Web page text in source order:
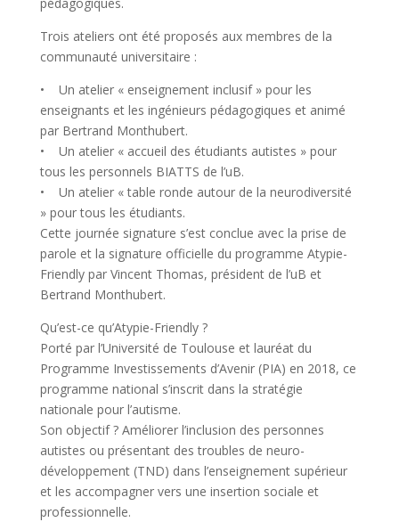
Trois ateliers ont été proposés aux membres de la
communauté universitaire :
• Un atelier « enseignement inclusif » pour les
enseignants et les ingénieurs pédagogiques et animé
par Bertrand Monthubert.
• Un atelier « accueil des étudiants autistes » pour
tous les personnels BIATTS de l’uB.
• Un atelier « table ronde autour de la neurodiversité
» pour tous les étudiants.
Cette journée signature s’est conclue avec la prise de
parole et la signature officielle du programme Atypie-
Friendly par Vincent Thomas, président de l’uB et
Bertrand Monthubert.
Qu’est-ce qu’Atypie-Friendly ?
Porté par l’Université de Toulouse et lauréat du
Programme Investissements d’Avenir (PIA) en 2018, ce
programme national s’inscrit dans la stratégie
nationale pour l’autisme.
Son objectif ? Améliorer l’inclusion des personnes
autistes ou présentant des troubles de neuro-
développement (TND) dans l’enseignement supérieur
et les accompagner vers une insertion sociale et
professionnelle.